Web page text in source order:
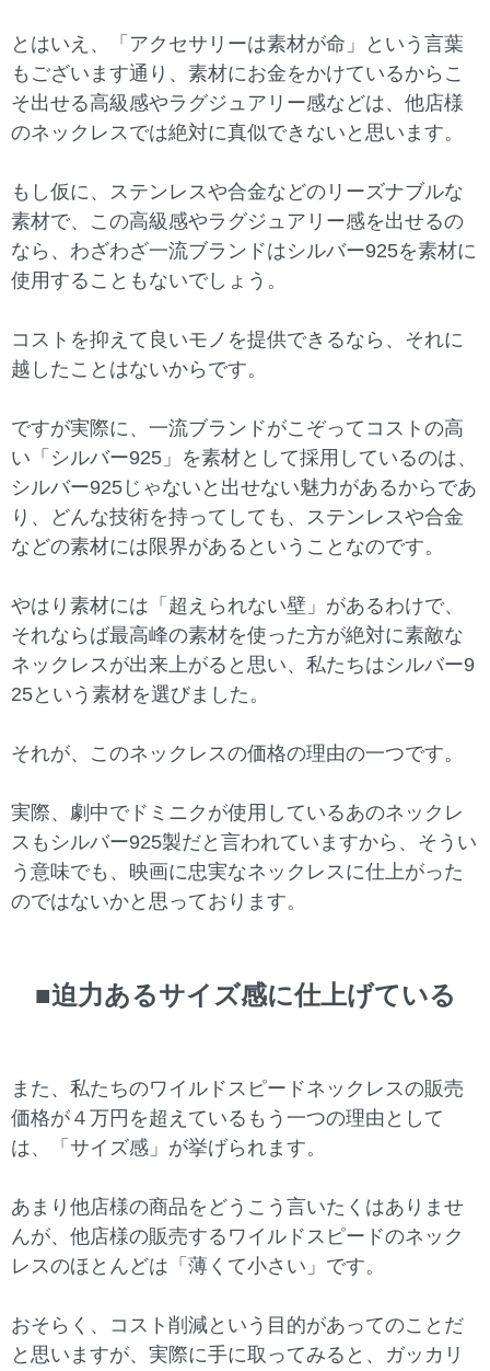
とはいえ、「アクセサリーは素材が命」という言葉
もございます通り、素材にお金をかけているからこ
そ出せる高級感やラグジュアリー感などは、他店様
のネックレスでは絶対に真似できないと思います。
もし仮に、ステンレスや合金などのリーズナブルな
素材で、この高級感やラグジュアリー感を出せるの
なら、わざわざ一流ブランドはシルバー925を素材に
使用することもないでしょう。
コストを抑えて良いモノを提供できるなら、それに
越したことはないからです。
ですが実際に、一流ブランドがこぞってコストの高
い「シルバー925」を素材として採用しているのは、
シルバー925じゃないと出せない魅力があるからであ
り、どんな技術を持ってしても、ステンレスや合金
などの素材には限界があるということなのです。
やはり素材には「超えられない壁」があるわけで、
それならば最高峰の素材を使った方が絶対に素敵な
ネックレスが出来上がると思い、私たちはシルバー9
25という素材を選びました。
それが、このネックレスの価格の理由の一つです。
実際、劇中でドミニクが使用しているあのネックレ
スもシルバー925製だと言われていますから、そうい
う意味でも、映画に忠実なネックレスに仕上がった
のではないかと思っております。
■迫力あるサイズ感に仕上げている
また、私たちのワイルドスピードネックレスの販売
価格が４万円を超えているもう一つの理由として
は、「サイズ感」が挙げられます。
あまり他店様の商品をどうこう言いたくはありませ
んが、他店様の販売するワイルドスピードのネック
レスのほとんどは「薄くて小さい」です。
おそらく、コスト削減という目的があってのことだ
と思いますが、実際に手に取ってみると、ガッカリ